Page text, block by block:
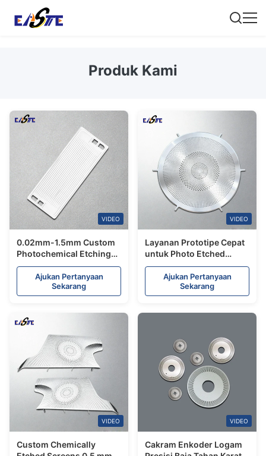
Produk Kami
VIDEO
0.02mm-1.5mm Custom
Photochemical Etching
Proses Bagian Logam
PresisiAjukan Pertanyaan
Sekarang
VIDEO
Layanan Prototipe Cepat
untuk Photo Etched
Speaker Grilles Stainless
Steel dengan High Gloss
Ajukan Pertanyaan
Sekarang
VIDEO
Custom Chemically
VIDEO
Cakram Enkoder Logam